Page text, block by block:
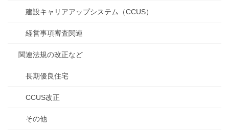
建設キャリアアップシステム（CCUS）
経営事項審査関連
関連法規の改正など
長期優良住宅
CCUS改正
その他